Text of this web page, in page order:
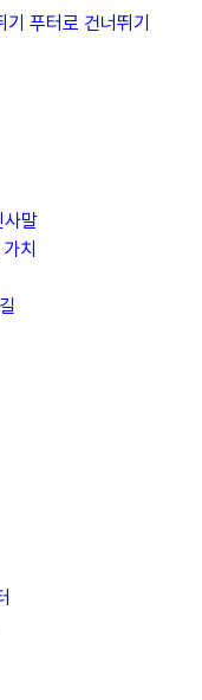
기 푸터로 건너뛰기
말
치